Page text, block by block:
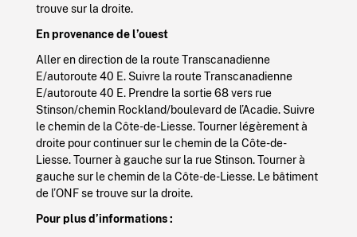
trouve sur la droite.
En provenance de l’ouest
Aller en direction de la route Transcanadienne
E/autoroute 40 E. Suivre la route Transcanadienne
E/autoroute 40 E. Prendre la sortie 68 vers rue
Stinson/chemin Rockland/boulevard de l’Acadie. Suivre
le chemin de la Côte-de-Liesse. Tourner légèrement à
droite pour continuer sur le chemin de la Côte-de-
Liesse. Tourner à gauche sur la rue Stinson. Tourner à
gauche sur le chemin de la Côte-de-Liesse. Le bâtiment
de l’ONF se trouve sur la droite.
Pour plus d’informations :